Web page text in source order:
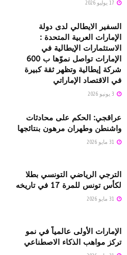
السفير الايطالي لدى دولة
الإمارات العربية المتحدة :
الاستثمارات الإيطالية في
الإمارات تواصل نموّها ب 600
شركة إيطالية وتظهر ثقة كبيرة
في الاقتصاد الإماراتي
عراقجي: الحكم على محادثات
واشنطن وطهران مرهون بنتائجها
الترجي الرياضي التونسي بطلا
لكأس تونس للمرة 17 في تاريخه
الإمارات الأولى عالمياً في نمو
تركز مواهب الذكاء الاصطناعي